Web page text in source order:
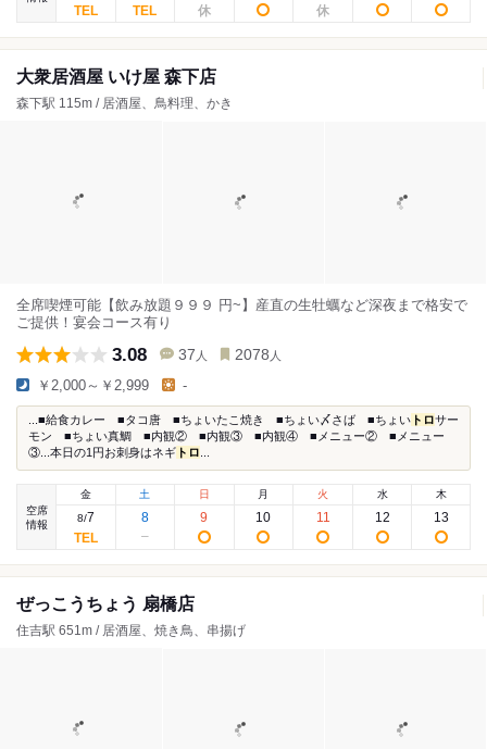
大衆居酒屋 いけ屋 森下店
森下駅 115m / 居酒屋、鳥料理、かき
全席喫煙可能【飲み放題９９９ 円~】産直の生牡蠣など深夜まで格安で
ご提供！宴会コース有り
3.08 37 人 2078 人
￥2,000～￥2,999 -
...■給食カレー ■タコ唐 ■ちょいたこ焼き ■ちょい〆さば ■ちょい トロサー
モン ■ちょい真鯛 ■内観② ■内観③ ■内観④ ■メニュー② ■メニュー
③...本日の1円お刺身はネギ トロ
空席
情報
金
8/7
土
8
日
9
月
10
火
11
水
12
木
13
ぜっこうちょう 扇橋店
住吉駅 651m / 居酒屋、焼き鳥、串揚げ